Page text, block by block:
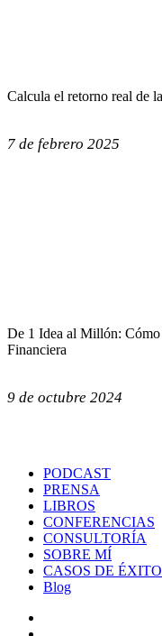
Calcula el retorno real de
7 de febrero 2025
De 1 Idea al Millón:
Financiera
9 de octubre 2024
PODCAST
PRENSA
LIBROS
CONFERENCIAS
CONSULTORÍA
SOBRE MÍ
CASOS DE ÉXITO
Blog